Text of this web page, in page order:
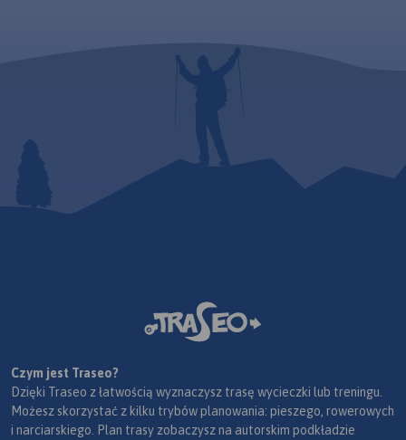
Czym jest Traseo?
Dzięki Traseo z łatwością wyznaczysz trasę wycieczki lub treningu.
Możesz skorzystać z kilku trybów planowania: pieszego, rowerowych
i narciarskiego. Plan trasy zobaczysz na autorskim podkładzie